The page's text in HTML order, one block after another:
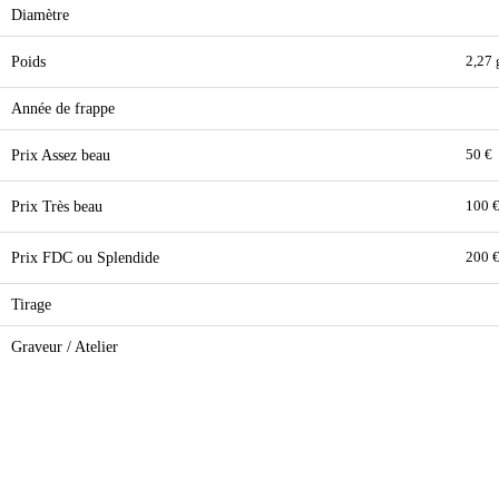
Diamètre
Poids 2,27
Année de frappe
Prix Assez beau 50 €
Prix Très beau 100 €
Prix FDC ou Splendide 200 €
Tirage
Graveur / Atelier